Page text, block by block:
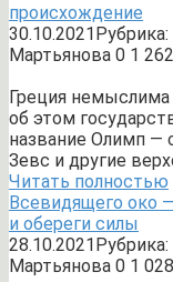
происхождение
30.10.2021Рубрика:
Мартьянова 0 1
Греция
об этом
название Олимп —
Зевс и другие
Читать полностью
Всевидящего око
и обереги силы
28.10.2021Рубрика:
Мартьянова 0 1